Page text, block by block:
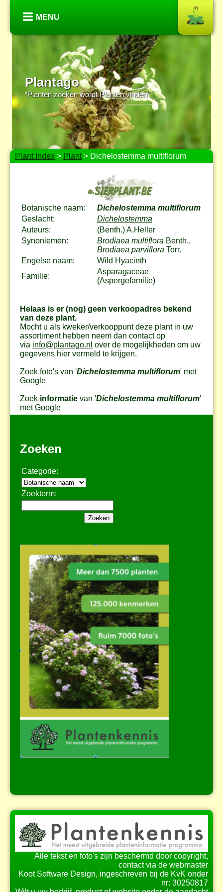
MENU
Plantago
“Planten zoeken wordt Planten vinden”
Plant Index > Plant> Dichelostemma multiflorum
Botanische naam:
Dichelostemma multiflorum
Geslacht:
Dichelostemma
Auteurs:
(Benth.) A.Heller
Synoniemen:
Brodiaea multiflora Benth.,
Brodiaea parviflora Torr.
Engelse naam:
Wild Hyacinth
Familie:
Asparagaceae
(Aspergefamilie)
Helaas is er (nog) geen verkoopadres bekend
van deze plant.
Mocht u als kweker/verkooppunt deze plant in uw
assortiment hebben neem dan contact op
via info@plantago.nl over de mogelijkheden om uw
gegevens hier vermeld te krijgen.
Zoek foto's van 'Dichelostemma multiflorum' met
Google
Zoek informatie van 'Dichelostemma multiflorum'
metGoogle
Zoeken
Categorie:
Zoekterm:
Alle tekst en foto's zijn beschermd door copyright,
contact via de webmaster
Koot Software Design, ingeschreven bij de KvK onder
nr: 30250817